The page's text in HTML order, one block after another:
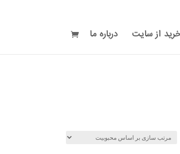
از سایت درباره ما